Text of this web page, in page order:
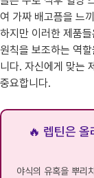
여 가짜 배고픔을 느
하지만 이러한 제품
원칙을 보조하는 역
니다. 자신에게 맞는
중요합니다.
🔥 렙틴은 올
야식의 유혹을 뿌리